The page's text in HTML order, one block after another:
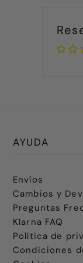
AYUDA
Envíos
Cambios y
Preguntas
Klarna FAQ
Política de
Condiciones